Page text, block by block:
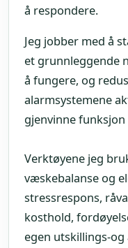
å respondere.
Jeg jobber med å
et grunnleggende
å fungere, og
alarmsystemene
gjenvinne
Verktøyene jeg
væskebalanse og
stressrespons,
kosthold,
egen utskillings-